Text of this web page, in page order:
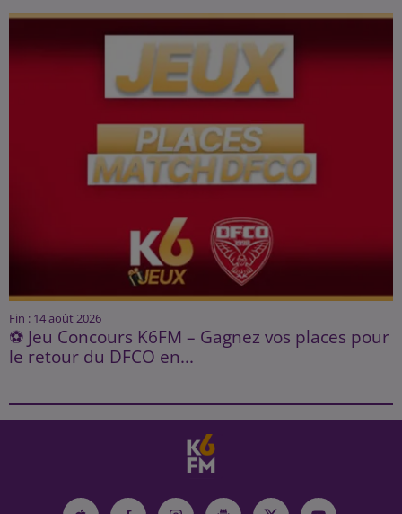
Fin : 14 août 2026
⚽ Jeu Concours K6FM – Gagnez vos places pour
le retour du DFCO en...